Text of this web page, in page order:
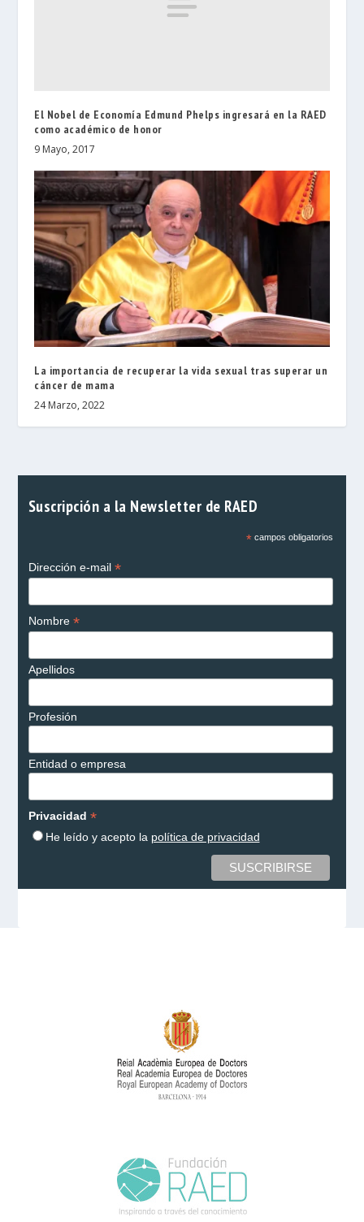
El Nobel de Economía Edmund Phelps ingresará en la RAED
como académico de honor
9 Mayo, 2017
La importancia de recuperar la vida sexual tras superar un
cáncer de mama
24 Marzo, 2022
Suscripción a la Newsletter de RAED
*campos obligatorios
Dirección e-mail *
Nombre *
Apellidos
Profesión
Entidad o empresa
Privacidad *
He leído y acepto la política de privacidad